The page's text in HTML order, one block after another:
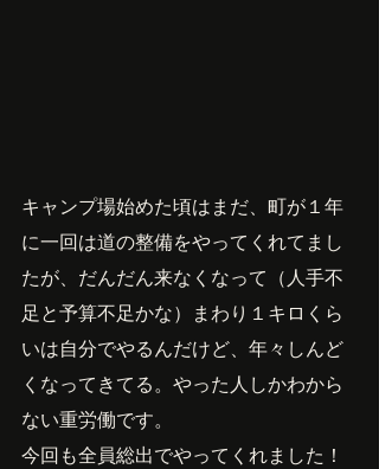
キャンプ場始めた頃はまだ、町が１年
に一回は道の整備をやってくれてまし
たが、だんだん来なくなって（人手不
足と予算不足かな）まわり１キロくら
いは自分でやるんだけど、年々しんど
くなってきてる。やった人しかわから
ない重労働です。
今回も全員総出でやってくれました！